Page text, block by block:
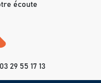
écoute
29 55 17 13